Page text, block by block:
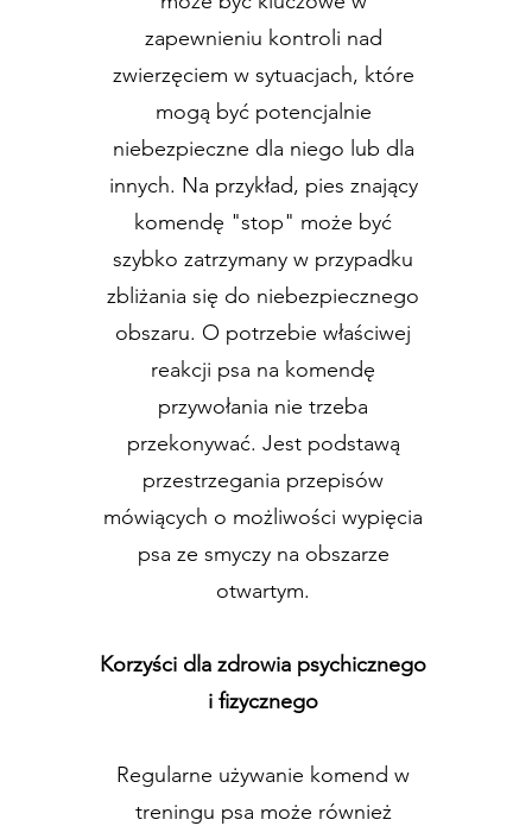
zapewnieniu kontroli nad
zwierzęciem w sytuacjach, które
mogą być potencjalnie
niebezpieczne dla niego lub dla
innych. Na przykład, pies znający
komendę "stop" może być
szybko zatrzymany w przypadku
zbliżania się do niebezpiecznego
obszaru. O potrzebie właściwej
reakcji psa na komendę
przywołania nie trzeba
przekonywać. Jest podstawą
przestrzegania przepisów
mówiących o możliwości wypięcia
psa ze smyczy na obszarze
otwartym.
Korzyści dla zdrowia psychicznego
i fizycznego
Regularne używanie komend w
treningu psa może również